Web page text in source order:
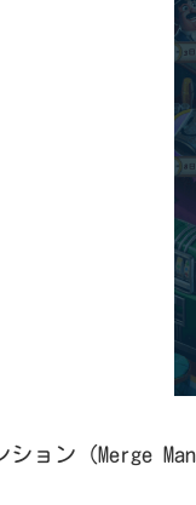
ション（Merge